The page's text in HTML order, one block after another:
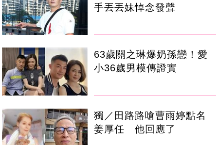
手丟丟妹悼念發聲
63歲關之琳爆奶孫戀！愛
小36歲男模傳證實
獨／田路路嗆曹雨婷點名
姜厚任 他回應了